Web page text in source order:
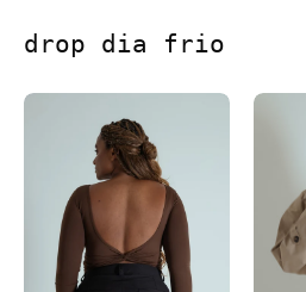
drop dia frio
blusa decote